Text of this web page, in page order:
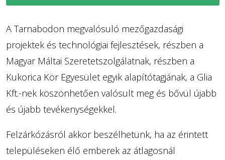
A Tarnabodon megvalósuló mezőgazdasági
projektek és technológiai fejlesztések, részben a
Magyar Máltai Szeretetszolgálatnak, részben a
Kukorica Kör Egyesület egyik alapítótagjának, a Glia
Kft.-nek köszönhetően valósult meg és bővül újabb
és újabb tevékenységekkel.
Felzárkózásról akkor beszélhetünk, ha az érintett
településeken élő emberek az átlagosnál